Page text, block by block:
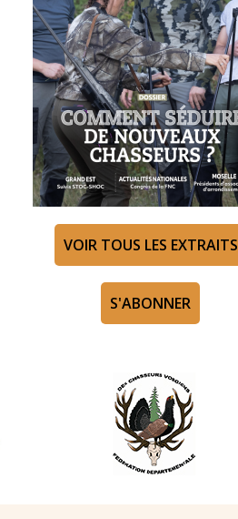
VOIR TOUS LES EXTRAITS
S'ABONNER